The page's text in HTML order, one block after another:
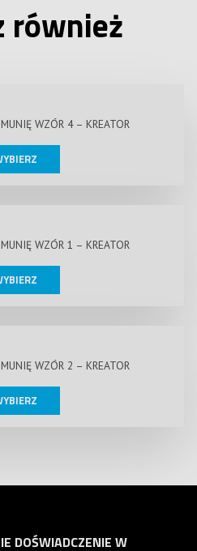
również
WZÓR 4 – KREATOR
WZÓR 1 – KREATOR
WZÓR 2 – KREATOR
DOŚWIADCZENIE W